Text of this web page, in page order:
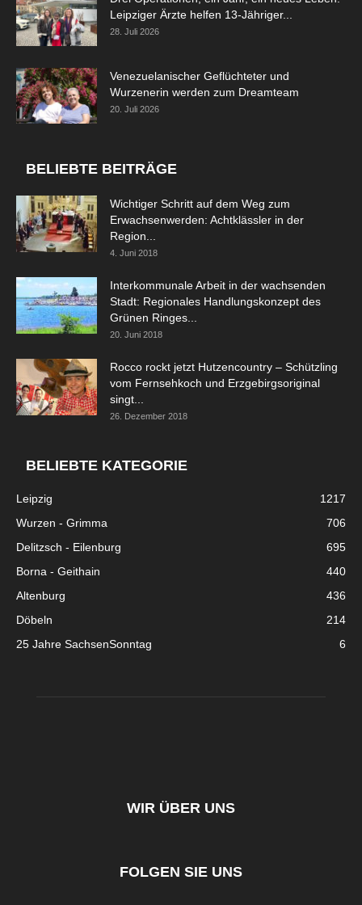
Leipziger Ärzte helfen 13-Jähriger...
28. Juli 2026
Venezuelanischer Geflüchteter und
Wurzenerin werden zum Dreamteam
20. Juli 2026
BELIEBTE BEITRÄGE
Wichtiger Schritt auf dem Weg zum
Erwachsenwerden: Achtklässler in der
Region...
4. Juni 2018
Interkommunale Arbeit in der wachsenden
Stadt: Regionales Handlungskonzept des
Grünen Ringes...
20. Juni 2018
Rocco rockt jetzt Hutzencountry – Schützling
vom Fernsehkoch und Erzgebirgsoriginal
singt...
26. Dezember 2018
BELIEBTE KATEGORIE
Leipzig
1217
Wurzen - Grimma
706
Delitzsch - Eilenburg
695
Borna - Geithain
440
Altenburg
436
Döbeln
214
25 Jahre SachsenSonntag
6
WIR ÜBER UNS
FOLGEN SIE UNS